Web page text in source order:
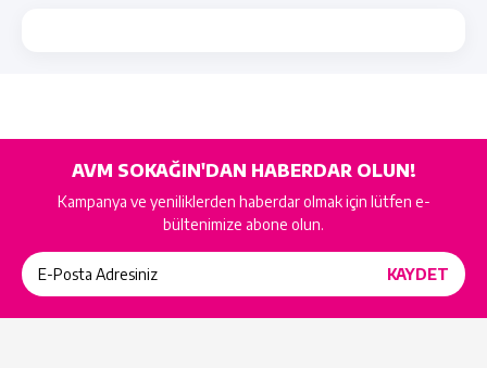
AVM SOKAĞIN'DAN HABERDAR OLUN!
Kampanya ve yeniliklerden haberdar olmak için lütfen e-
bültenimize abone olun.